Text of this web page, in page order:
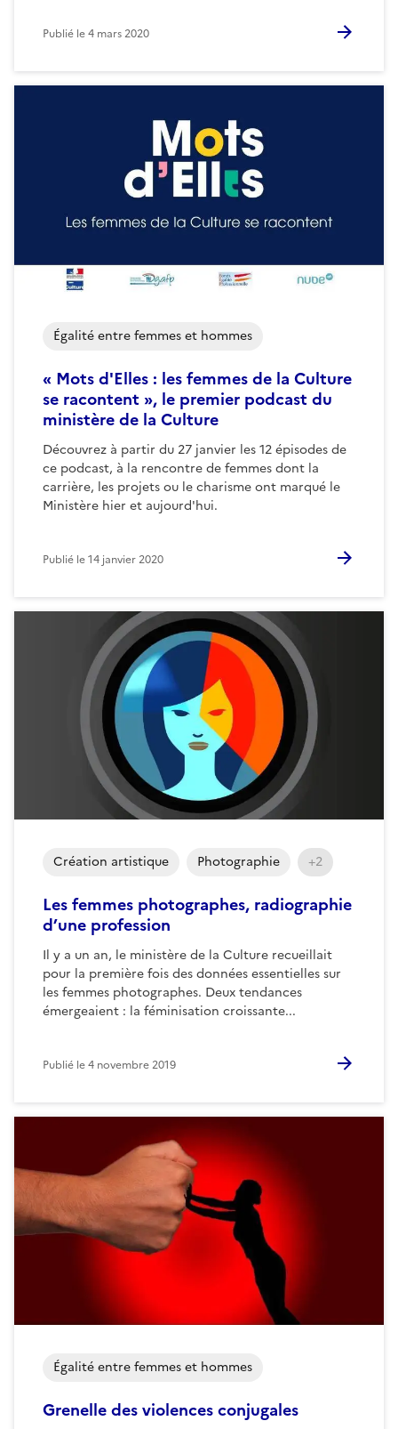
Publié le4 mars 2020
« Mots d'Elles : les femmes de la Culture
se racontent », le premier podcast du
ministère de la Culture
Découvrez à partir du 27 janvier les 12 épisodes de
ce podcast, à la rencontre de femmes dont la
carrière, les projets ou le charisme ont marqué le
Ministère hier et aujourd'hui.
Égalité entre femmes et hommes
Publié le14 janvier 2020
Les femmes photographes, radiographie
d’une profession
Il y a un an, le ministère de la Culture recueillait
pour la première fois des données essentielles sur
les femmes photographes. Deux tendances
émergeaient : la féminisation croissante...
Création artistique Photographie +2
Publié le4 novembre 2019
Grenelle des violences conjugales
Égalité entre femmes et hommes